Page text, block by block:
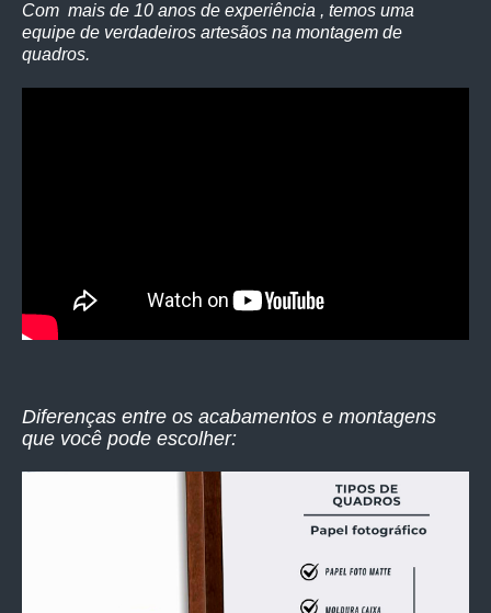
Com mais de 10 anos de experiência , temos uma
equipe de verdadeiros artesãos na montagem de
quadros.
Diferenças entre os acabamentos e montagens
que você pode escolher: